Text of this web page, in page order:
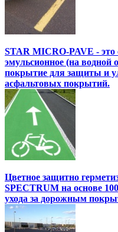
STAR MICRO-PAVE - это
эмульсионное (на водной
покрытие для защиты и
асфальтовых покрытий.
Цветное защитно
SPECTRUM на основе
ухода за дорожным